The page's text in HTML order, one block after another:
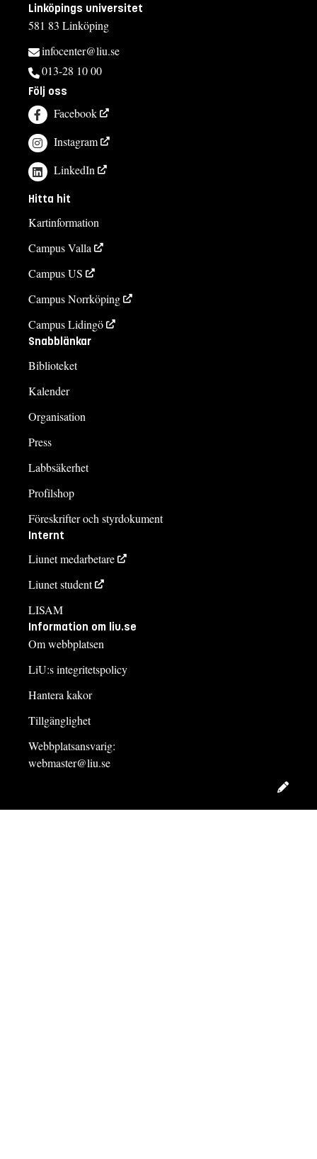
Linköpings universitet
581 83 Linköping
infocenter@liu.se
013-28 10 00
Följ oss
Facebook
Instagram
LinkedIn
Hitta hit
Kartinformation
Campus Valla
Campus US
Campus Norrköping
Campus Lidingö
Snabblänkar
Biblioteket
Kalender
Organisation
Press
Labbsäkerhet
Profilshop
Föreskrifter och styrdokument
Internt
Liunet medarbetare
Liunet student
LISAM
Information om liu.se
Om webbplatsen
LiU:s integritetspolicy
Hantera kakor
Tillgänglighet
Webbplatsansvarig:
webmaster@liu.se